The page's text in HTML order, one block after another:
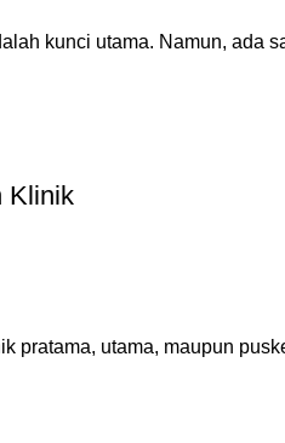
kunci utama. Namun, ada
Klinik
pratama, utama, maupun